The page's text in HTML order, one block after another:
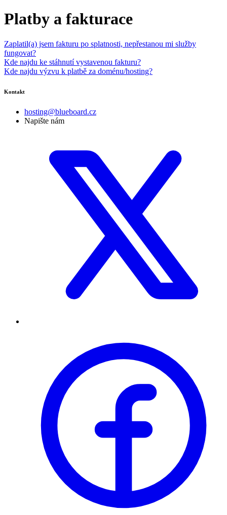
Platby a fakturace
Zaplatil(a) jsem fakturu po splatnosti, nepřestanou mi služby
fungovat?
Kde najdu ke stáhnutí vystavenou fakturu?
Kde najdu výzvu k platbě za doménu/hosting?
Kontakt
hosting@blueboard.cz
Napište nám